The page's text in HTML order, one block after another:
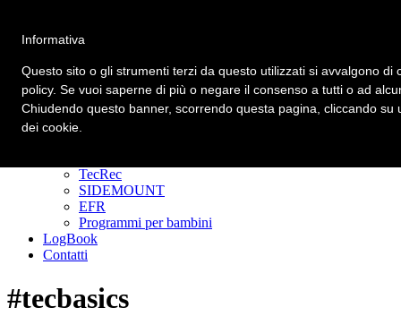
Homepage
Corsi
TecRec
SIDEMOUNT
EFR
Programmi per bambini
LogBook
Contatti
#tecbasics
Informativa
Questo sito o gli strumenti terzi da questo utilizzati si avvalgono
policy. Se vuoi saperne di più o negare il consenso a tutti o ad
Chiudendo questo banner, scorrendo questa pagina, cliccando
dei cookie.